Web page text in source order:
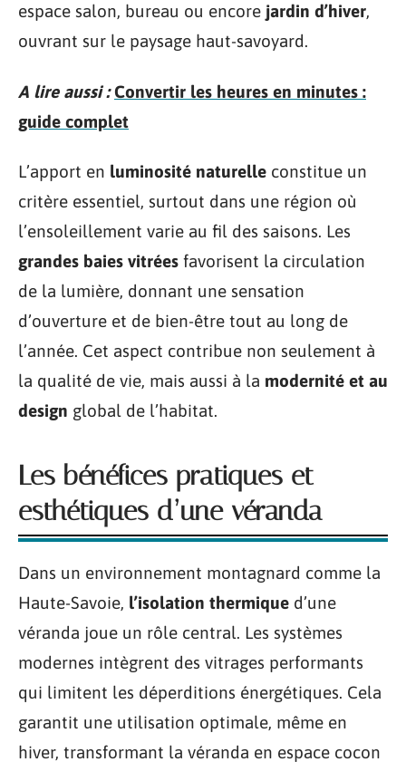
espace salon, bureau ou encore jardin d’hiver,
ouvrant sur le paysage haut-savoyard.
A lire aussi : Convertir les heures en minutes :
guide complet
L’apport en luminosité naturelle constitue un
critère essentiel, surtout dans une région où
l’ensoleillement varie au fil des saisons. Les
grandes baies vitrées favorisent la circulation
de la lumière, donnant une sensation
d’ouverture et de bien-être tout au long de
l’année. Cet aspect contribue non seulement à
la qualité de vie, mais aussi à la modernité et au
design global de l’habitat.
Les bénéfices pratiques et
esthétiques d’une véranda
Dans un environnement montagnard comme la
Haute-Savoie, l’isolation thermique d’une
véranda joue un rôle central. Les systèmes
modernes intègrent des vitrages performants
qui limitent les déperditions énergétiques. Cela
garantit une utilisation optimale, même en
hiver, transformant la véranda en espace cocon